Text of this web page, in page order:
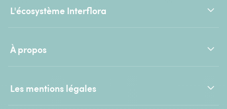
L'écosystème Interflora
À propos
Les mentions légales